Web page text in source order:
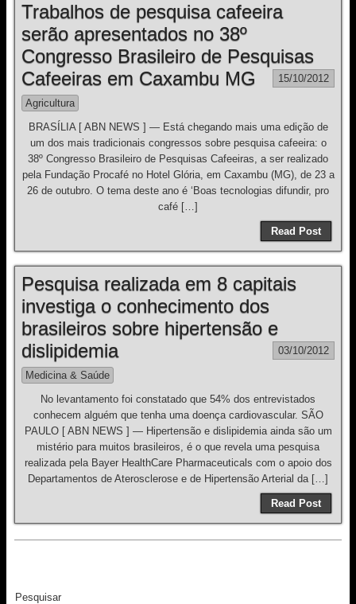
Trabalhos de pesquisa cafeeira
serão apresentados no 38º
Congresso Brasileiro de Pesquisas
Cafeeiras em Caxambu MG
15/10/2012
Agricultura
BRASÍLIA [ ABN NEWS ] — Está chegando mais uma edição de
um dos mais tradicionais congressos sobre pesquisa cafeeira: o
38º Congresso Brasileiro de Pesquisas Cafeeiras, a ser realizado
pela Fundação Procafé no Hotel Glória, em Caxambu (MG), de 23 a
26 de outubro. O tema deste ano é ‘Boas tecnologias difundir, pro
café […]
Read Post
Pesquisa realizada em 8 capitais
investiga o conhecimento dos
brasileiros sobre hipertensão e
dislipidemia
03/10/2012
Medicina & Saúde
No levantamento foi constatado que 54% dos entrevistados
conhecem alguém que tenha uma doença cardiovascular. SÃO
PAULO [ ABN NEWS ] — Hipertensão e dislipidemia ainda são um
mistério para muitos brasileiros, é o que revela uma pesquisa
realizada pela Bayer HealthCare Pharmaceuticals com o apoio dos
Departamentos de Aterosclerose e de Hipertensão Arterial da […]
Read Post
Pesquisar